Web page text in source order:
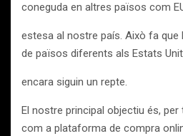
coneguda en altres països com
estesa al nostre país. Això fa que
de països diferents als Estats
encara siguin un repte.
El nostre principal objectiu és,
com a plataforma de compra